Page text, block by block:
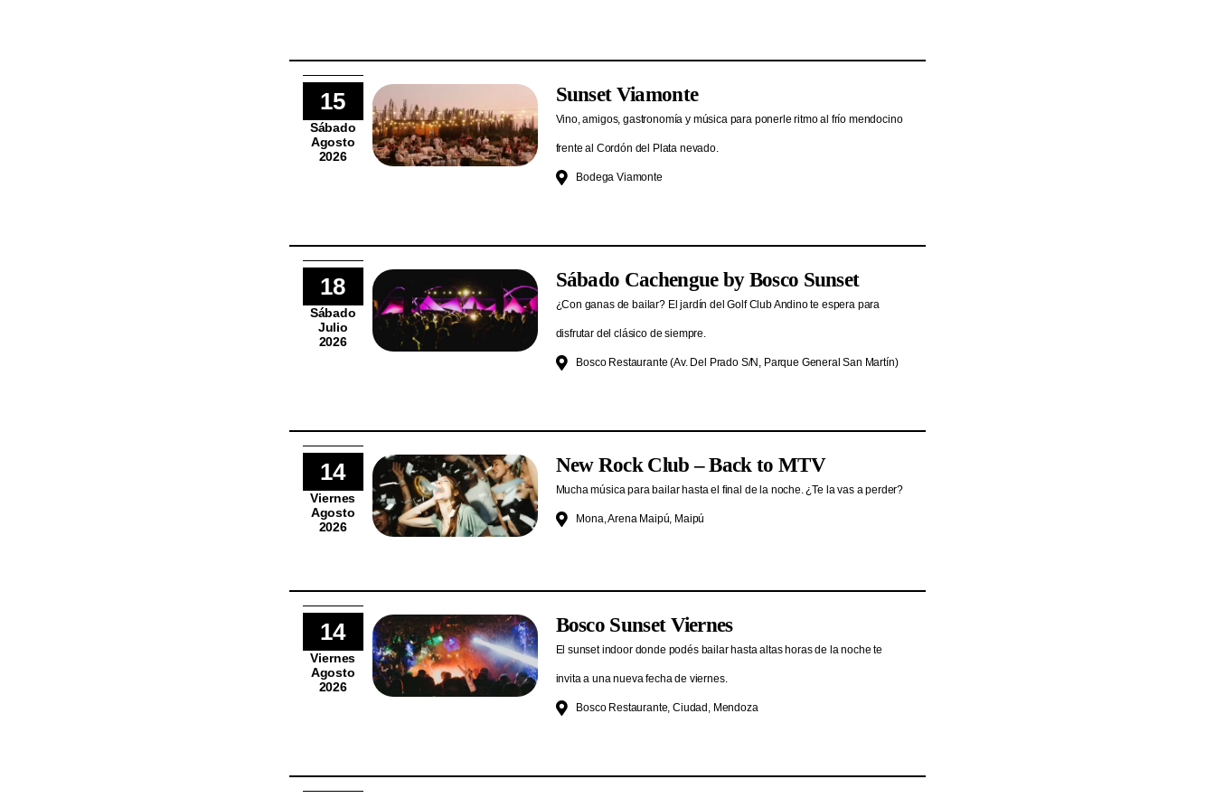
15
Sábado
Agosto
2026
Sunset Viamonte
Vino, amigos, gastronomía y música para ponerle ritmo al frío mendocino
frente al Cordón del Plata nevado.
Bodega Viamonte
18
Sábado
Julio
2026
Sábado Cachengue by Bosco Sunset
¿Con ganas de bailar? El jardín del Golf Club Andino te espera para
disfrutar del clásico de siempre.
Bosco Restaurante (Av. Del Prado S/N, Parque General San Martín)
14
Viernes
Agosto
2026
New Rock Club – Back to MTV
Mucha música para bailar hasta el final de la noche. ¿Te la vas a perder?
Mona, Arena Maipú, Maipú
14
Viernes
Agosto
2026
Bosco Sunset Viernes
El sunset indoor donde podés bailar hasta altas horas de la noche te
invita a una nueva fecha de viernes.
Bosco Restaurante, Ciudad, Mendoza